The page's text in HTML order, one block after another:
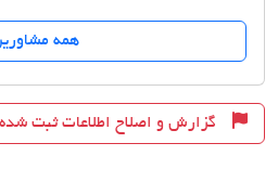
همه
گزارش و اصلاح اطلاعات ثبت شده